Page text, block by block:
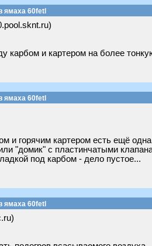
ямаха 60fetl
карбом и картером на более
ямаха 60fetl
и горячим картером есть ещё
"домик" с пластинчатыми
под карбом - дело пустое...
ямаха 60fetl